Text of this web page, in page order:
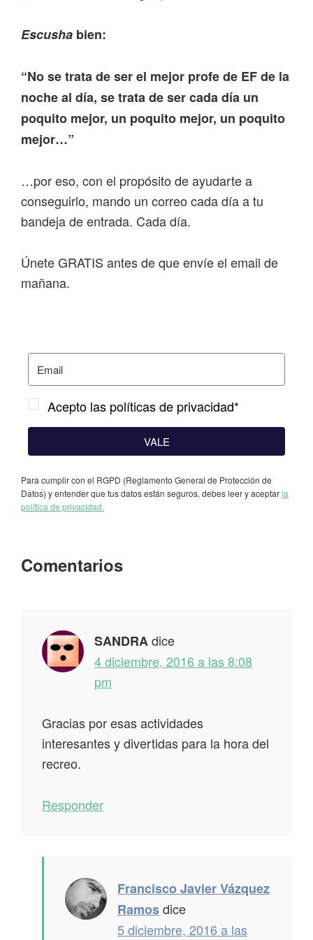
Escusha bien:
“No se trata de ser el mejor profe de EF de la
noche al día, se trata de ser cada día un
poquito mejor, un poquito mejor, un poquito
mejor…”
…por eso, con el propósito de ayudarte a
conseguirlo, mando un correo cada día a tu
bandeja de entrada. Cada día.
Únete GRATIS antes de que envíe el email de
mañana.
Acepto las políticas de privacidad*
VALE
Para cumplir con el RGPD (Reglamento General de Protección de
Datos) y entender que tus datos están seguros, debes leer y aceptarla
política de privacidad.
Interacciones
lectores
Comentarios
SANDRAdice
4 diciembre, 2016 a las 8:08
pm
Gracias por esas actividades
interesantes y divertidas para la hora del
recreo.
Responder
Francisco Javier Vázquez
Ramosdice
5 diciembre, 2016 a las